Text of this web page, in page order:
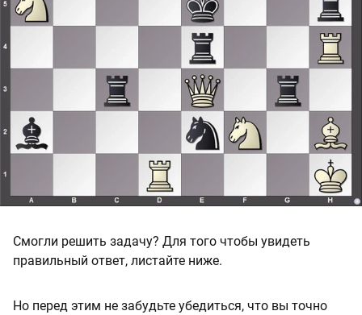
Смогли решить задачу? Для того чтобы увидеть
правильный ответ, листайте ниже.
Но перед этим не забудьте убедиться, что вы точно